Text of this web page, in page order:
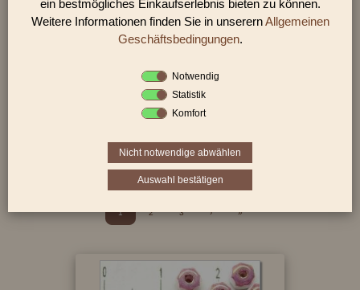
In unserem Perlen Shop finden sie zahlreich facettierte
Glasperlen facettiert opak Linsen/Scheiben und viele weiter
Sie befinden sich in folgender Kategorie:
opak|Linsen/Scheiben
1 2 3 › »
ein bestmögliches Einkaufserlebnis bieten zu können.
Weitere Informationen finden Sie in unserernAllgemeinen
Geschäftsbedingungen.
Notwendig
Statistik
Komfort
Nicht notwendige abwählen
Auswahl bestätigen